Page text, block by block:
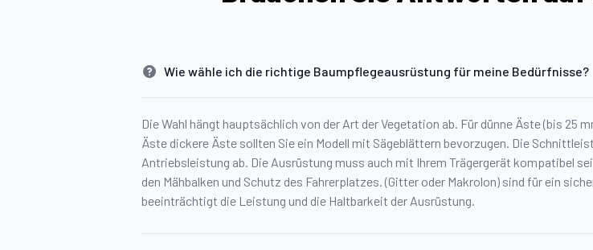
Wie wähle ich die richtige Baumpflegeausrüstung für meine Bedürfnisse?
Die Wahl hängt hauptsächlich von der Art der Vegetation ab. Für dünne Äste (bis 25
Äste dickere Äste sollten Sie ein Modell mit Sägeblättern bevorzugen. Die
Antriebsleistung ab. Die Ausrüstung muss auch mit Ihrem Trägergerät kompatibel
den Mähbalken und Schutz des Fahrerplatzes. (Gitter oder Makrolon) sind für ein
beeinträchtigt die Leistung und die Haltbarkeit der Ausrüstung.